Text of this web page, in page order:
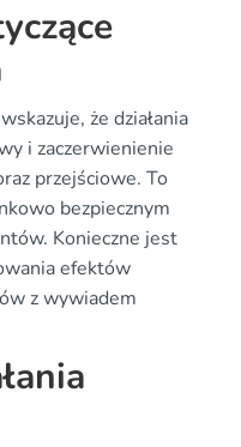
że działania
i zaczerwienienie
przejściowe. To
bezpiecznym
Konieczne jest
efektów
z wywiadem